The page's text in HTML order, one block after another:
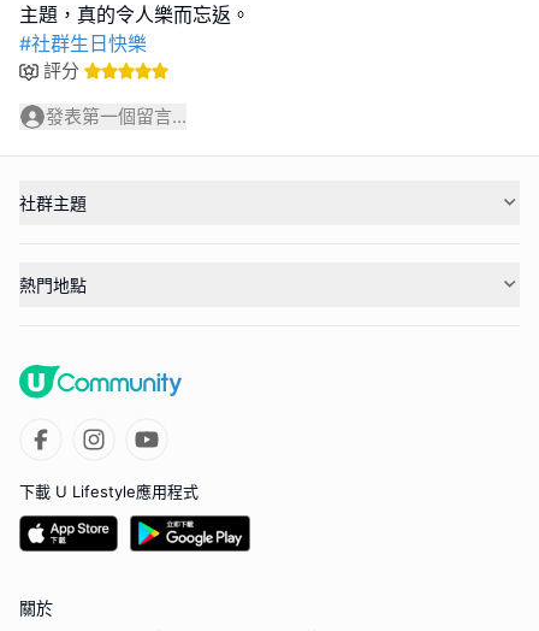
#社群生日快樂
評分
發表第一個留言...
社群主題
熱門地點
下載 U Lifestyle應用程式
關於